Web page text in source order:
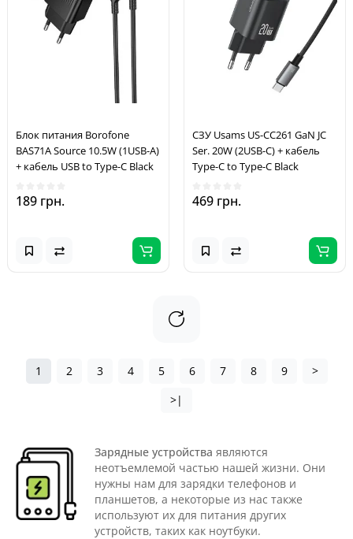
Блок питания Borofone
BAS71A Source 10.5W (1USB-A)
+ кабель USB to Type-C Black
189 грн.
СЗУ Usams US-CC261 GaN JC
Ser. 20W (2USB-C) + кабель
Type-C to Type-C Black
469 грн.
1 2 3 4 5 6 7 8 9
>
>|
Зарядные устройства являются
неотъемлемой частью нашей жизни. Они
нужны нам для зарядки телефонов и
планшетов, а некоторые из нас также
используют их для питания других
устройств, таких как ноутбуки.